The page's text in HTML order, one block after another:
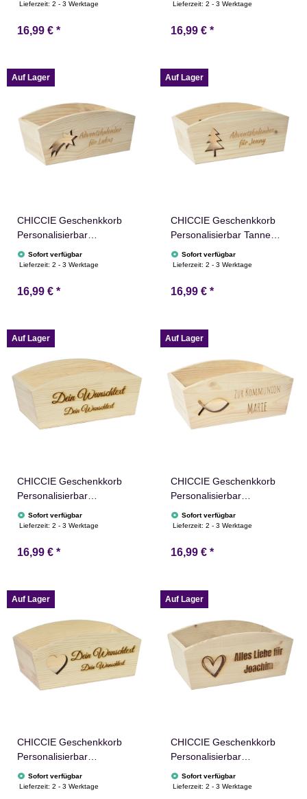
24x13x8cm Abgerundet
Geschenkidee Holzkiste
Lieferzeit:2 - 3 Werktage
16,99 € *
Abgerundet Präsentkorb
Holzkiste Weihnachten
Lieferzeit:2 - 3 Werktage
16,99 € *
Auf Lager
CHICCIE Geschenkkorb
Personalisierbar
Sternschnuppe Wunschtext
24x13x8cm Abgerundet
Geschenkidee Holzkiste
Adventskalender
Sofort verfügbar
Lieferzeit:2 - 3 Werktage
16,99 € *
Auf Lager
CHICCIE Geschenkkorb
Personalisierbar Tanne
Wunschtext 24x13x8cm
Abgerundet Präsentkorb
Holzkiste Weihnachten
Sofort verfügbar
Lieferzeit:2 - 3 Werktage
16,99 € *
Auf Lager
CHICCIE Geschenkkorb
Personalisierbar
Wunschtext 24x13x8cm
Abgerundet Präsentkorb
Holzkiste Hochzeit
Sofort verfügbar
Lieferzeit:2 - 3 Werktage
16,99 € *
Auf Lager
CHICCIE Geschenkkorb
Personalisierbar
Wunschtext mit Fisch
24x13x8cm Abgerundet
Geschenkidee Holzkiste
Sofort verfügbar
Lieferzeit:2 - 3 Werktage
16,99 € *
Auf Lager
CHICCIE Geschenkkorb
Personalisierbar
Wunschtext mit Herz
24x13x8cm Abgerundet
Sofort verfügbar
Lieferzeit:2 - 3 Werktage
Auf Lager
CHICCIE Geschenkkorb
Personalisierbar
Wunschtext mit Herz
24x13x8cm Abgerundet
Sofort verfügbar
Lieferzeit:2 - 3 Werktage